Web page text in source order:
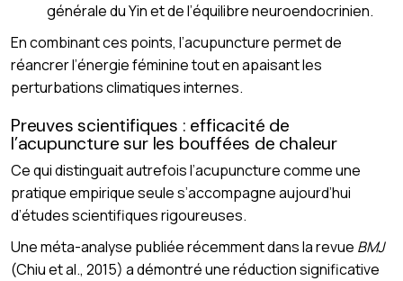
générale du Yin et de l’équilibre neuroendocrinien.
En combinant ces points, l’acupuncture permet de
réancrer l’énergie féminine tout en apaisant les
perturbations climatiques internes.
Preuves scientifiques : efficacité de
l’acupuncture sur les bouffées de chaleur
Ce qui distinguait autrefois l’acupuncture comme une
pratique empirique seule s’accompagne aujourd’hui
d’études scientifiques rigoureuses.
Une méta-analyse publiée récemment dans la revue BMJ
(Chiu et al., 2015) a démontré une réduction significative